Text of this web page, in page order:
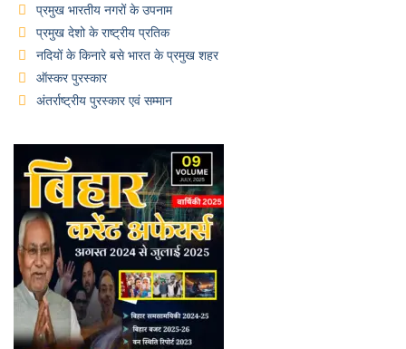
प्रमुख भारतीय नगरों के उपनाम
प्रमुख देशो के राष्ट्रीय प्रतिक
नदियों के किनारे बसे भारत के प्रमुख शहर
ऑस्कर पुरस्कार
अंतर्राष्ट्रीय पुरस्कार एवं सम्मान